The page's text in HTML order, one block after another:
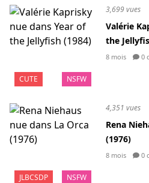
CUTE NSFW
3,699 vues
Valérie
the
8 mois 0
JLBCSDP NSFW
4,351 vues
Rena
(1976)
8 mois 0